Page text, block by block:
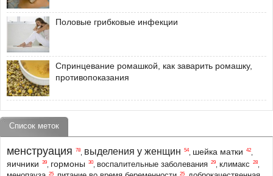
Половые грибковые инфекции
Спринцевание ромашкой, как заварить ромашку,
противопоказания
Список меток
менструация 78 выделения у женщин 54, шейка матки 42
яичники 39 гормоны 30, воспалительные заболевания 29 климакс 28
25 25